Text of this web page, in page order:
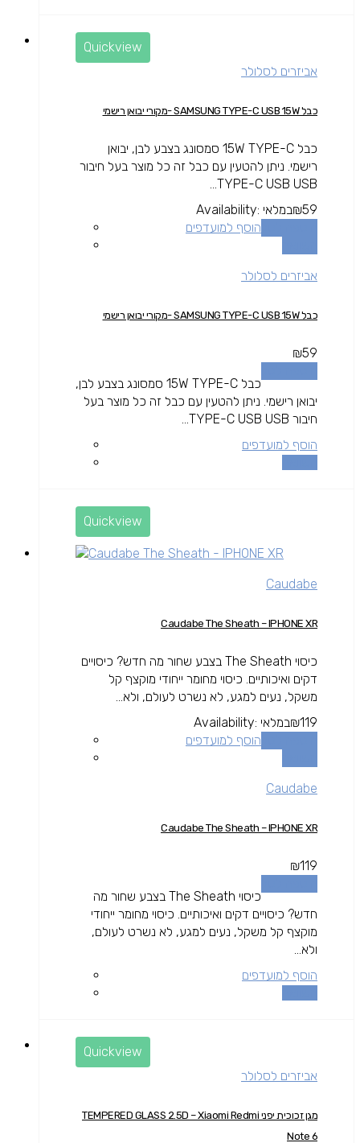
Quickview
אביזרים לסלולר
כבל SAMSUNG TYPE-C USB 15W -מקורי יבואן רישמי
כבל 15W TYPE-C סמסונג בצבע לבן, יבואן
רישמי. ניתן להטעין עם כבל זה כל מוצר בעל חיבור
TYPE-C USB USB...
₪59
Availability: במלאי
הוסף למועדפים
אביזרים לסלולר
כבל SAMSUNG TYPE-C USB 15W -מקורי יבואן רישמי
₪59
כבל 15W TYPE-C סמסונג בצבע לבן,
יבואן רישמי. ניתן להטעין עם כבל זה כל מוצר בעל
חיבור TYPE-C USB USB...
הוסף למועדפים
Quickview
Caudabe
Caudabe The Sheath – IPHONE XR
כיסוי The Sheath בצבע שחור מה חדש? כיסויים
דקים ואיכותיים. כיסוי מחומר ייחודי מוקצף קל
משקל, נעים למגע, לא נשרט לעולם, ולא...
₪119
Availability: במלאי
הוסף למועדפים
Caudabe
Caudabe The Sheath – IPHONE XR
₪119
כיסוי The Sheath בצבע שחור מה
חדש? כיסויים דקים ואיכותיים. כיסוי מחומר ייחודי
מוקצף קל משקל, נעים למגע, לא נשרט לעולם,
ולא...
הוסף למועדפים
Quickview
אביזרים לסלולר
מגן זכוכית יפני TEMPERED GLASS 2.5D – Xiaomi Redmi
Note 6